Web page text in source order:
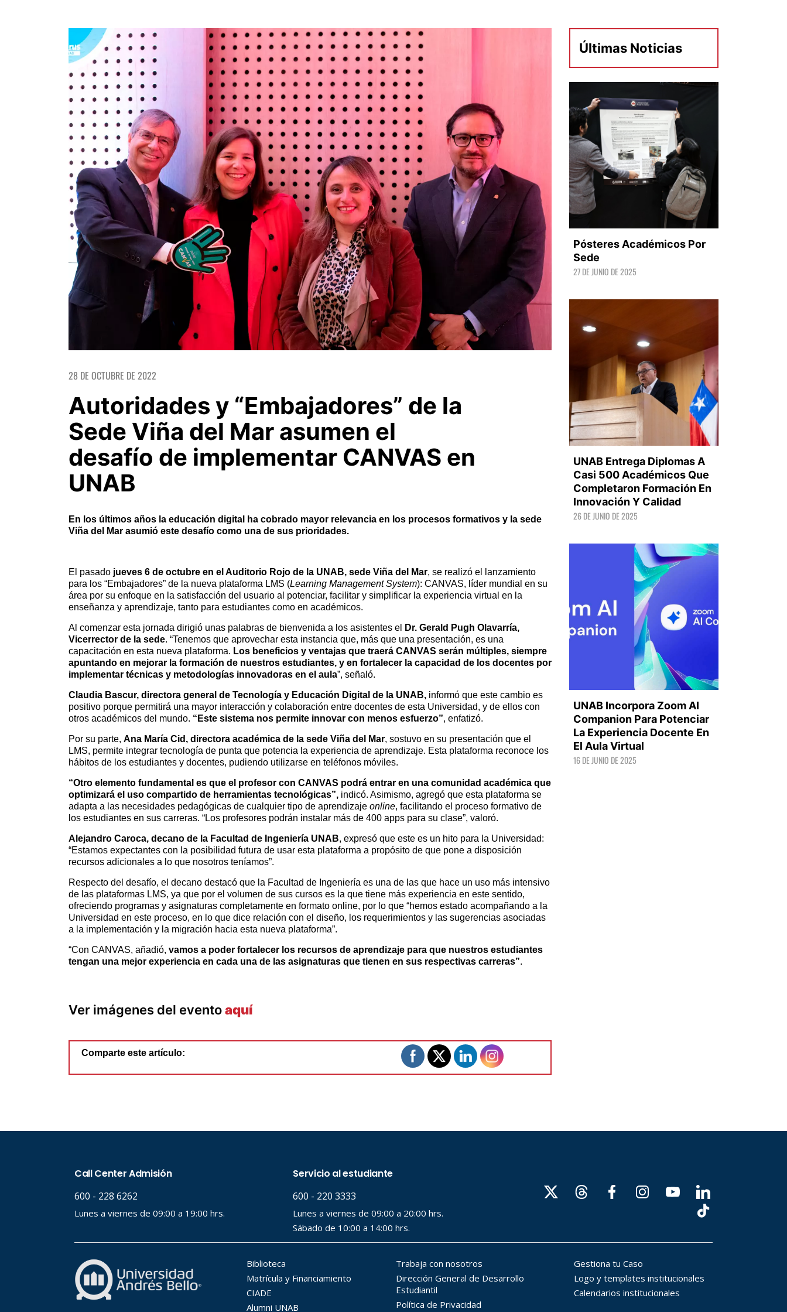
28 DE OCTUBRE DE 2022
Autoridades y “Embajadores” de la
Sede Viña del Mar asumen el
desafío de implementar CANVAS en
UNAB
En los últimos años la educación digital ha cobrado mayor relevancia en los procesos formativos y la sede
Viña del Mar asumió este desafío como una de sus prioridades.
El pasado jueves 6 de octubre en el Auditorio Rojo de la UNAB, sede Viña del Mar, se realizó el lanzamiento
para los “Embajadores” de la nueva plataforma LMS (Learning Management System): CANVAS, líder mundial en su
área por su enfoque en la satisfacción del usuario al potenciar, facilitar y simplificar la experiencia virtual en la
enseñanza y aprendizaje, tanto para estudiantes como en académicos.
Al comenzar esta jornada dirigió unas palabras de bienvenida a los asistentes el
Dr. Gerald Pugh Olavarría,
Vicerrector de la sede. “Tenemos que aprovechar esta instancia que, más que una presentación, es una
capacitación en esta nueva plataforma. Los beneficios y ventajas que traerá CANVAS serán múltiples, siempre
apuntando en mejorar la formación de nuestros estudiantes, y en fortalecer la capacidad de los docentes por
implementar técnicas y metodologías innovadoras en el aula”, señaló.
Claudia Bascur, directora general de Tecnología y Educación Digital de la UNAB, informó que este cambio es
positivo porque permitirá una mayor interacción y colaboración entre docentes de esta Universidad, y de ellos con
otros académicos del mundo. “Este sistema nos permite innovar con menos esfuerzo”, enfatizó.
Por su parte, Ana María Cid, directora académica de la sede Viña del Mar, sostuvo en su presentación que el
LMS, permite integrar tecnología de punta que potencia la experiencia de aprendizaje. Esta plataforma reconoce los
hábitos de los estudiantes y docentes, pudiendo utilizarse en teléfonos móviles.
“Otro elemento fundamental es que el profesor con CANVAS podrá entrar en una comunidad académica que
optimizará el uso compartido de herramientas tecnológicas”, indicó. Asimismo, agregó que esta plataforma se
adapta a las necesidades pedagógicas de cualquier tipo de aprendizaje online, facilitando el proceso formativo de
los estudiantes en sus carreras. “Los profesores podrán instalar más de 400 apps para su clase”, valoró.
Alejandro Caroca, decano de la Facultad de Ingeniería UNAB, expresó que este es un hito para la Universidad:
“Estamos expectantes con la posibilidad futura de usar esta plataforma a propósito de que pone a disposición
recursos adicionales a lo que nosotros teníamos”.
Respecto del desafío, el decano destacó que la Facultad de Ingeniería es una de las que hace un uso más intensivo
de las plataformas LMS, ya que por el volumen de sus cursos es la que tiene más experiencia en este sentido,
ofreciendo programas y asignaturas completamente en formato online, por lo que “hemos estado acompañando a la
Universidad en este proceso, en lo que dice relación con el diseño, los requerimientos y las sugerencias asociadas
a la implementación y la migración hacia esta nueva plataforma”.
“Con CANVAS, añadió, vamos a poder fortalecer los recursos de aprendizaje para que nuestros estudiantes
tengan una mejor experiencia en cada una de las asignaturas que tienen en sus respectivas carreras”.
Ver imágenes del eventoaquí
Comparte este artículo:
Últimas Noticias
LEER +
Pósteres Académicos Por
Sede
27 DE JUNIO DE 2025
LEER +
UNAB Entrega Diplomas A
Casi 500 Académicos Que
Completaron Formación En
Innovación Y Calidad
26 DE JUNIO DE 2025
LEER +
UNAB Incorpora Zoom AI
Companion Para Potenciar
La Experiencia Docente En
El Aula Virtual
16 DE JUNIO DE 2025